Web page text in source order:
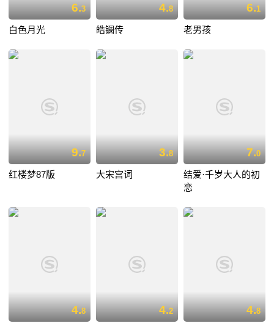
6.3
白色月光
4.8
皓镧传
6.1
老男孩
9.7
红楼梦87版
3.8
大宋宫词
7.0
结爱·千岁大人的初
恋
4.8 4.2 4.8